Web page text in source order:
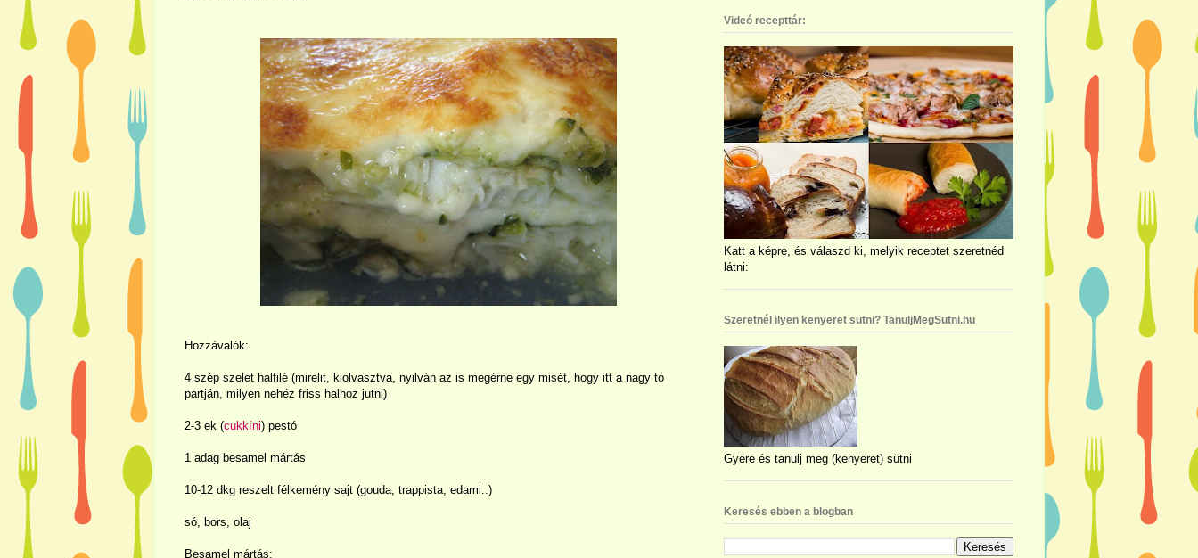
Hozzávalók:
4 szép szelet halfilé (mirelit, kiolvasztva, nyilván az is megérne egy misét, hogy itt a nagy tó
partján, milyen nehéz friss halhoz jutni)
2-3 ek (cukkíni) pestó
1 adag besamel mártás
10-12 dkg reszelt félkemény sajt (gouda, trappista, edami..)
só, bors, olaj
Besamel mártás:
Videó recepttár:
Katt a képre, és válaszd ki, melyik receptet szeretnéd
látni:
Szeretnél ilyen kenyeret sütni? TanuljMegSutni.hu
Gyere és tanulj meg (kenyeret) sütni
Keresés ebben a blogban